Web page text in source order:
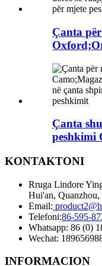
Çanta
Çanta
peshkimi
KONTAKTONI
Rruga Lindore
Hui'an,
Email:
Telefoni:86-595-
Whatsapp: 86 (0)
Wechat:
INFORMACION